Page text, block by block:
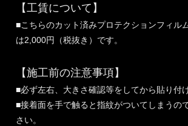
【工賃について】
■こちらのカット済みプロテクションフィル
は2,000円（税抜き）です。
【施工前の注意事項】
■必ず左右、大きさ確認等をしてから貼り付
■接着面を手で触ると指紋がついてしまうの
さい。